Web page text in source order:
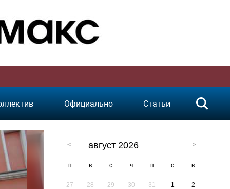
Официально Статьи
август 2026
п в с ч п с в
27 28 29 30 31 1 2